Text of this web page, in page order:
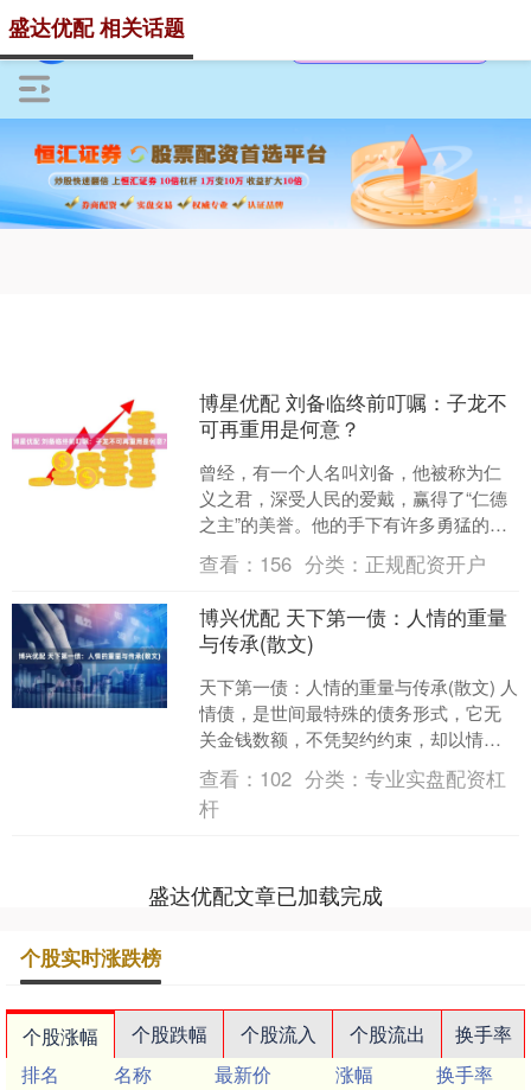
盛达优配 相关话题
博星优配 刘备临终前叮嘱：子龙不
可再重用是何意？
曾经，有一个人名叫刘备，他被称为仁
义之君，深受人民的爱戴，赢得了“仁德
之主”的美誉。他的手下有许多勇猛的将
领，如关羽、张飞、赵云等，这些英雄
人物帮助刘备打败了强....
查看： 156 分类： 正规配资开户
博兴优配 天下第一债：人情的重量
与传承(散文)
天下第一债：人情的重量与传承(散文) 人
情债，是世间最特殊的债务形式，它无
关金钱数额，不凭契约约束，却以情感
为内核，成为贯穿人一生的精神印记。
这份被称作“天下第....
查看： 102 分类：专业实盘配资杠
杆
盛达优配文章已加载完成
个股实时涨跌榜
个股涨幅 个股跌幅 个股流入 个股流出
换手率
排名
名称 最新价 涨幅
换手率